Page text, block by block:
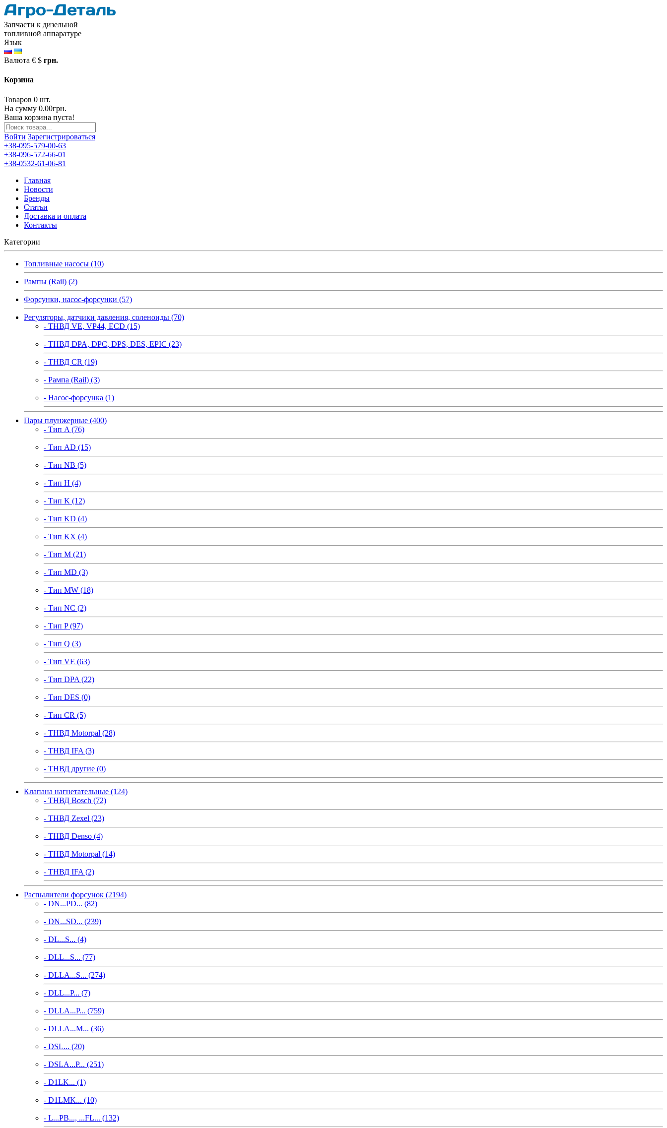
Запчасти к дизельной
топливной аппаратуре
Язык
Валюта € $ грн.
Корзина
Товаров 0 шт.
На сумму 0.00грн.
Ваша корзина пуста!
Войти Зарегистрироваться
+38-095-579-00-63
+38-096-572-66-01
+38-0532-61-06-81
Главная
Новости
Бренды
Статьи
Доставка и оплата
Контакты
Категории
Топливные насосы (10)
Рампы (Rail) (2)
Форсунки, насос-форсунки (57)
Регуляторы, датчики давления, соленоиды (70)
- ТНВД VE, VP44, ECD (15)
- ТНВД DPA, DPC, DPS, DES, EPIC (23)
- ТНВД CR (19)
- Рампа (Rail) (3)
- Насос-форсунка (1)
Пары плунжерные (400)
- Тип A (76)
- Тип AD (15)
- Тип NB (5)
- Тип H (4)
- Тип K (12)
- Тип KD (4)
- Тип KX (4)
- Тип M (21)
- Тип MD (3)
- Тип MW (18)
- Тип NC (2)
- Тип P (97)
- Тип Q (3)
- Тип VE (63)
- Тип DPA (22)
- Тип DES (0)
- Тип CR (5)
- ТНВД Motorpal (28)
- ТНВД IFA (3)
- ТНВД другие (0)
Клапана нагнетательные (124)
- ТНВД Bosch (72)
- ТНВД Zexel (23)
- ТНВД Denso (4)
- ТНВД Motorpal (14)
- ТНВД IFA (2)
Распылители форсунок (2194)
- DN...PD... (82)
- DN...SD... (239)
- DL...S... (4)
- DLL...S... (77)
- DLLA...S... (274)
- DLL...P... (7)
- DLLA...P... (759)
- DLLA...M... (36)
- DSL... (20)
- DSLA...P... (251)
- D1LK... (1)
- D1LMK... (10)
- L...PB..., ...FL... (132)